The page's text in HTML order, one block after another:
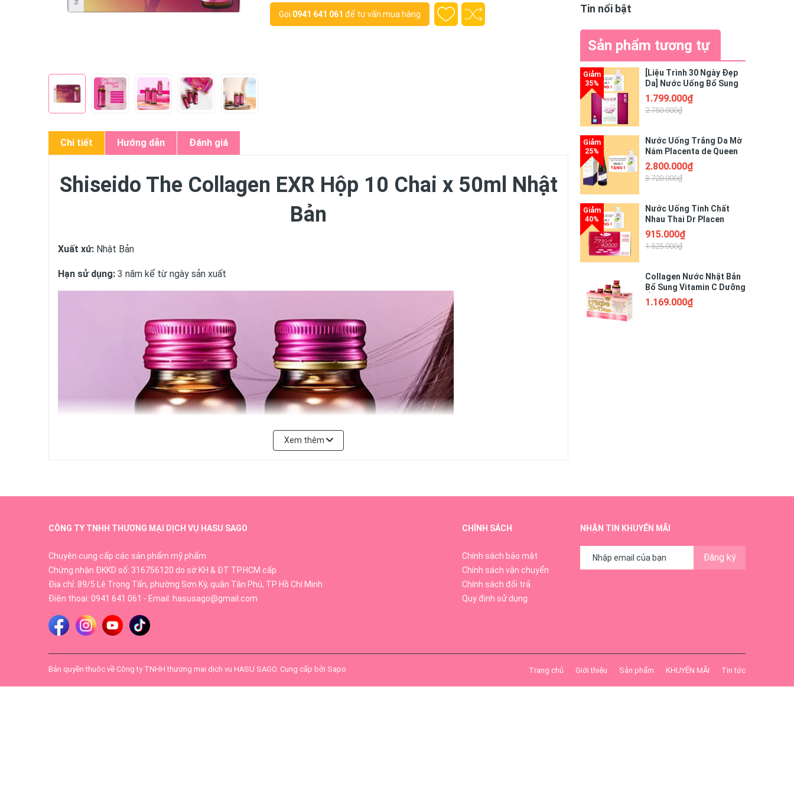
Gọi 0941 641 061 để tư vấn mua hàng
Chi tiết Hướng dẫn Đánh giá
Shiseido The Collagen EXR Hộp 10 Chai x 50ml Nhật
Bản
Xuất xứ: Nhật Bản
Hạn sử dụng: 3 năm kể từ ngày sản xuất
Xem thêm
Tin nổi bật
Sản phẩm tương tự
[Liệu Trình 30 Ngày Đẹp
Da] Nước Uống Bổ Sung
Collagen Nhụy Hoa Nghệ
Tây (Saffron) Saffragen
30 Lọ x 20ml Chính Hãng
1.799.000₫
2.750.000₫
Nước Uống Trắng Da Mờ
Nám Placenta de Queen
500,000 Nhật Bản 480ml
2.800.000₫
3.720.000₫
Nước Uống Tinh Chất
Nhau Thai Dr Placen
Collagen Plan Do See
Placenta DP 40000 100ml
x 10 Lọ Nhật Bản
915.000₫
1.525.000₫
Collagen Nước Nhật Bản
Bổ Sung Vitamin C Dưỡng
Ẩm - Fine Japan Hyaluron
Collagen Plus Hộp 10
1.169.000₫
CÔNG TY TNHH THƯƠNG MẠI DỊCH VỤ HASU SAGO
Chuyên cung cấp các sản phẩm mỹ phẩm
Chứng nhận ĐKKD số: 316756120 do sở KH & ĐT TP.HCM cấp
Địa chỉ: 89/5 Lê Trọng Tấn, phường Sơn Kỳ, quận Tân Phú, TP Hồ Chí Minh
Điện thoại: 0941 641 061 - Email: hasusago@gmail.com
CHÍNH SÁCH
Chính sách bảo mật
Chính sách vận chuyển
Chính sách đổi trả
Quy định sử dụng
NHẬN TIN KHUYẾN MÃI
Đăng ký
Bản quyền thuộc về Công ty TNHH thương mại dịch vụ HASU SAGO. Cung cấp bởi Sapo Trang chủ Giới thiệu Sản phẩm KHUYẾN MÃI Tin tức